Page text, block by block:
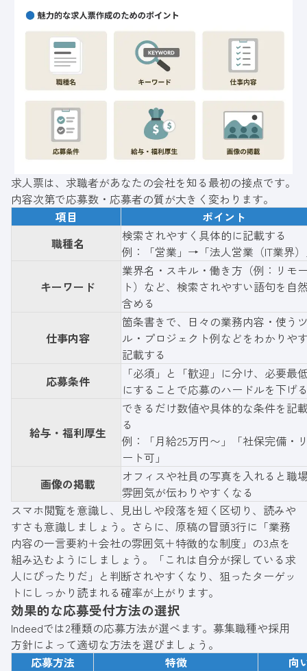
求人票は、求職者があなたの会社を知る最初の接点です。
内容次第で応募数・応募者の質が大きく変わります。
項目
ポイント
職種名
検索されやすく具体的に記載する
例：「営業」→「法人営業（IT業界
キーワード
業界名・スキル・働き方（例：リモ
ト）など、検索されやすい語句を自
含める
仕事内容
箇条書きで、日々の業務内容・使う
ル・プロジェクト例などをわかりや
記載する
応募条件
「必須」と「歓迎」に分け、必要最
にすることで応募のハードルを下げ
給与・福利厚生
できるだけ数値や具体的な条件を記
る
例：「月給25万円〜」「社保完備・
ート可」
画像の掲載
オフィスや社員の写真を入れると職
雰囲気が伝わりやすくなる
スマホ閲覧を意識し、見出しや段落を短く区切り、読みや
すさも意識しましょう。さらに、原稿の冒頭3行に「業務
内容の一言要約＋会社の雰囲気＋特徴的な制度」の3点を
組み込むようにしましょう。「これは自分が探している求
人にぴったりだ」と判断されやすくなり、狙ったターゲッ
トにしっかり読まれる確率が上がります。
効果的な応募受付方法の選択
Indeedでは2種類の応募方法が選べます。募集職種や採用
方針によって適切な方法を選びましょう。
応募方法
特徴
向